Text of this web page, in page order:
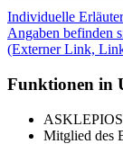
Individuelle
Angaben befinden
(Externer Link,
Funktionen in
ASKLEPIOS
Mitglied des